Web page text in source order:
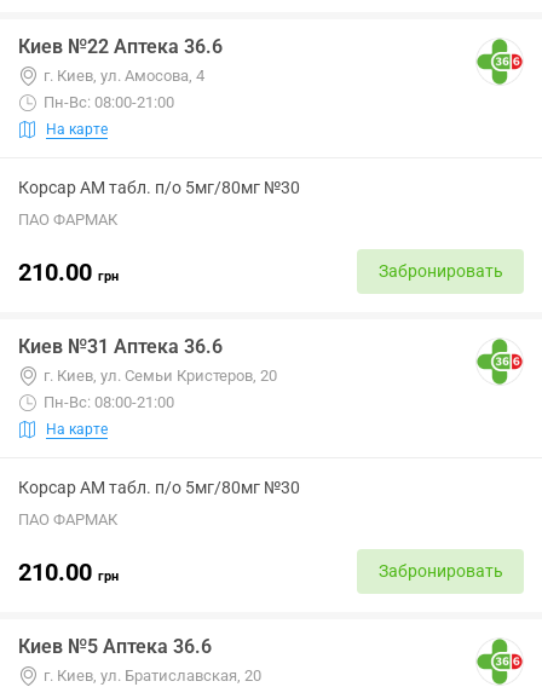
Киев №22 Аптека 36.6
г. Киев, ул. Амосова, 4
Пн-Вс: 08:00-21:00
На карте
Корсар АМ табл. п/о 5мг/80мг №30
ПАО ФАРМАК
210.00 грн Забронировать
Киев №31 Аптека 36.6
г. Киев, ул. Семьи Кристеров, 20
Пн-Вс: 08:00-21:00
На карте
Корсар АМ табл. п/о 5мг/80мг №30
ПАО ФАРМАК
210.00 грн Забронировать
Киев №5 Аптека 36.6
г. Киев, ул. Братиславская, 20